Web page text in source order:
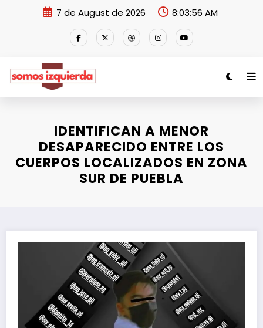
7 de August de 2026 8:03:56 AM
IDENTIFICAN A MENOR
DESAPARECIDO ENTRE LOS
CUERPOS LOCALIZADOS EN ZONA
SUR DE PUEBLA